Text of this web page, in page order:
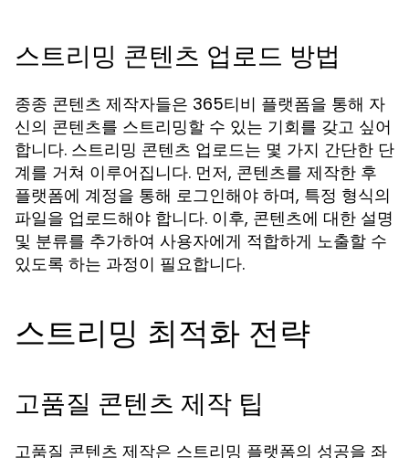
스트리밍 콘텐츠 업로드 방법
종종 콘텐츠 제작자들은 365티비 플랫폼을 통해 자
신의 콘텐츠를 스트리밍할 수 있는 기회를 갖고 싶어
합니다. 스트리밍 콘텐츠 업로드는 몇 가지 간단한 단
계를 거쳐 이루어집니다. 먼저, 콘텐츠를 제작한 후
플랫폼에 계정을 통해 로그인해야 하며, 특정 형식의
파일을 업로드해야 합니다. 이후, 콘텐츠에 대한 설명
및 분류를 추가하여 사용자에게 적합하게 노출할 수
있도록 하는 과정이 필요합니다.
스트리밍 최적화 전략
고품질 콘텐츠 제작 팁
고품질 콘텐츠 제작은 스트리밍 플랫폼의 성공을 좌